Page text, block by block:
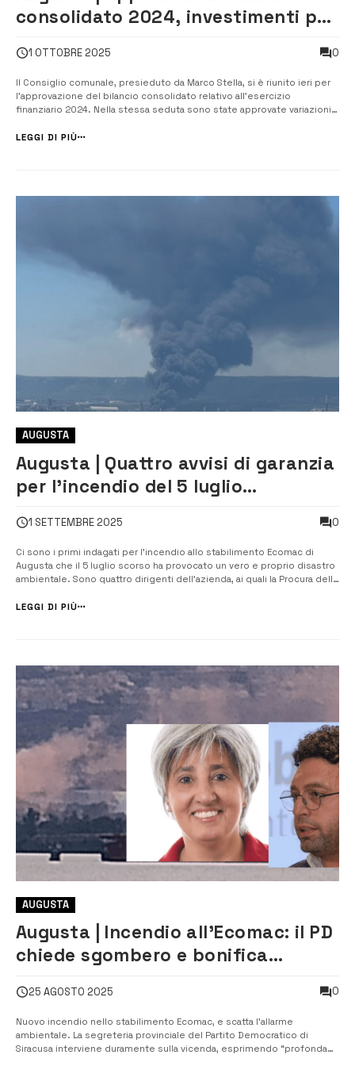
consolidato 2024, investimenti per
Consiglio [VIDEO]
1 OTTOBRE 2025 0
Il Consiglio comunale, presieduto da Marco Stella, si è riunito ieri per
l’approvazione del bilancio consolidato relativo all’esercizio
finanziario 2024. Nella stessa seduta sono state approvate variazioni
scolastica, con uno stanziamento di 120 mila euro destinati a lavori...
LEGGI DI PIÙ
AUGUSTA
Augusta | Quattro avvisi di garanzia
per l’incendio del 5 luglio
1 SETTEMBRE 2025 0
Ci sono i primi indagati per l’incendio allo stabilimento Ecomac di
Augusta che il 5 luglio scorso ha provocato un vero e proprio disastro
ambientale. Sono quattro dirigenti dell’azienda, ai quali la Procura della
nell’ambito delle indagini condotte dagli agenti della Guardia...
LEGGI DI PIÙ
AUGUSTA
Augusta | Incendio all’Ecomac: il PD
chiede sgombero e bonifica
25 AGOSTO 2025 0
Nuovo incendio nello stabilimento Ecomac, e scatta l’allarme
ambientale. La segreteria provinciale del Partito Democratico di
Siracusa interviene duramente sulla vicenda, esprimendo “profonda